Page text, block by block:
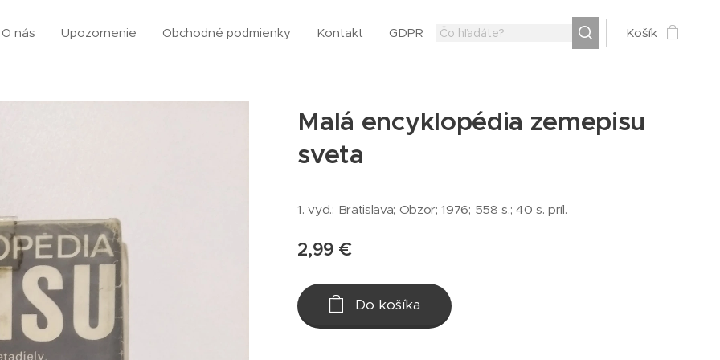
O nás Upozornenie Obchodné podmienky Kontakt GDPR Košík
Malá encyklopédia zemepisu
sveta
1. vyd.; Bratislava; Obzor; 1976; 558 s.; 40 s. príl.
2,99 €
Do košíka